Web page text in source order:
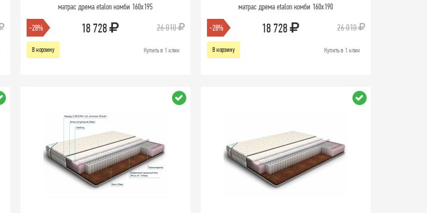
матрас дрема etalon комби 160х195
-28% 18 728 26 010
В корзину Купить в 1 клик
матрас дрема etalon комби 160х190
-28% 18 728 26 010
В корзину Купить в 1 клик